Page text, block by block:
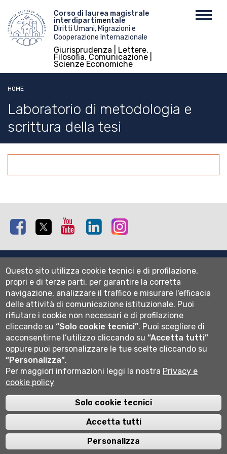
contenuto
principale
Menu
top
Corso di laurea magistrale
interdipartimentale
Diritti Umani, Migrazioni e
Cooperazione Internazionale
Giurisprudenza | Lettere,
Filosofia, Comunicazione |
Scienze Economiche
HOME
Laboratorio di metodologia e
scrittura della tesi
Facebook Twitter Youtube Linkedin
Mappa del sito
Normativa cookie
Informativa privacy
Cookie settings
Wi-fi
Webmail
Università degli studi di Bergamo
Cod. Fiscale 80004350163
P.IVA 01612800167
Centralino 035 2052111
Questo sito utilizza cookie tecnici e di profilazione,
propri e di terze parti, per garantire la corretta
navigazione, analizzare il traffico e misurare l'efficacia
delle attività di comunicazione istituzionale. Puoi
rifiutare i cookie non necessari e di profilazione
cliccando su“Solo cookie tecnici”. Puoi scegliere di
acconsentirne l’utilizzo cliccando su“Accetta tutti”
oppure puoi personalizzare le tue scelte cliccando su
“Personalizza”.
Per maggiori informazioni leggi la nostra Privacy e
cookie policy
Solo cookie tecnici
Accetta tutti
Personalizza